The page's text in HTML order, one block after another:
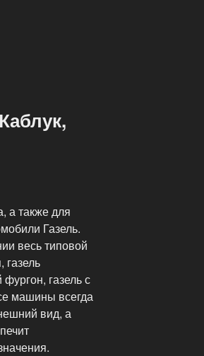
а также для
Газель.
весь типовой
газель
газель с
машины всегда
вид, а